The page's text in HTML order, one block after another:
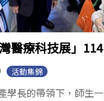
醫療科技展」
活動集錦
學長的帶領下，師生